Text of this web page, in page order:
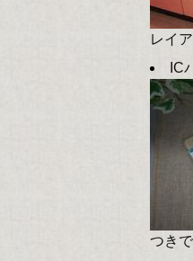
レイ
IC
つき